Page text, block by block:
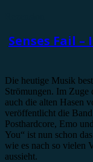
Senses Fail
Die heutige Musik
Strömungen. Im Zuge
auch die alten Hasen
veröffentlicht die
Posthardcore, Emo
You“ ist nun schon
wie es nach so vielen
aussieht.